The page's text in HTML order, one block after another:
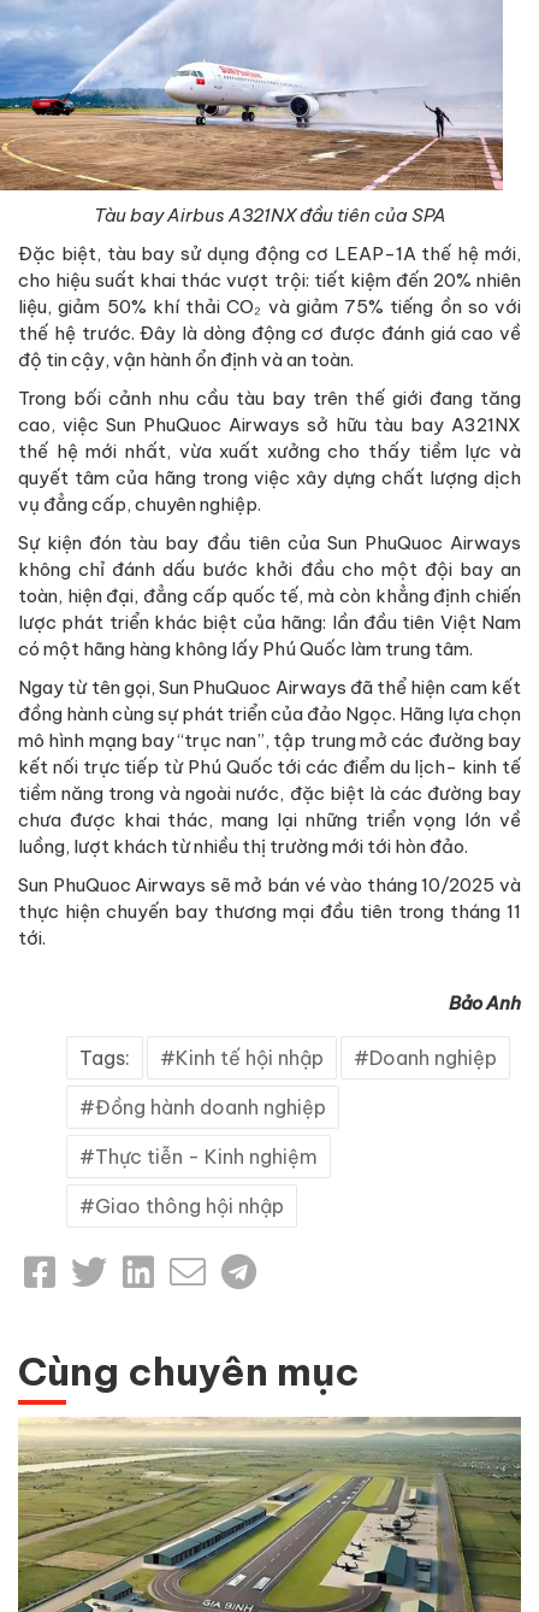
Tàu bay Airbus A321NX đầu tiên của SPA
Đặc biệt, tàu bay sử dụng động cơ LEAP-1A thế hệ mới,
cho hiệu suất khai thác vượt trội: tiết kiệm đến 20% nhiên
liệu, giảm 50% khí thải CO₂ và giảm 75% tiếng ồn so với
thế hệ trước. Đây là dòng động cơ được đánh giá cao về
độ tin cậy, vận hành ổn định và an toàn.
Trong bối cảnh nhu cầu tàu bay trên thế giới đang tăng
cao, việc Sun PhuQuoc Airways sở hữu tàu bay A321NX
thế hệ mới nhất, vừa xuất xưởng cho thấy tiềm lực và
quyết tâm của hãng trong việc xây dựng chất lượng dịch
vụ đẳng cấp, chuyên nghiệp.
Sự kiện đón tàu bay đầu tiên của Sun PhuQuoc Airways
không chỉ đánh dấu bước khởi đầu cho một đội bay an
toàn, hiện đại, đẳng cấp quốc tế, mà còn khẳng định chiến
lược phát triển khác biệt của hãng: lần đầu tiên Việt Nam
có một hãng hàng không lấy Phú Quốc làm trung tâm.
Ngay từ tên gọi, Sun PhuQuoc Airways đã thể hiện cam kết
đồng hành cùng sự phát triển của đảo Ngọc. Hãng lựa chọn
mô hình mạng bay “trục nan”, tập trung mở các đường bay
kết nối trực tiếp từ Phú Quốc tới các điểm du lịch- kinh tế
tiềm năng trong và ngoài nước, đặc biệt là các đường bay
chưa được khai thác, mang lại những triển vọng lớn về
luồng, lượt khách từ nhiều thị trường mới tới hòn đảo.
Sun PhuQuoc Airways sẽ mở bán vé vào tháng 10/2025 và
thực hiện chuyến bay thương mại đầu tiên trong tháng 11
tới.
Bảo Anh
Tags: Kinh tế hội nhập Doanh nghiệp
Đồng hành doanh nghiệp
Thực tiễn - Kinh nghiệm
Giao thông hội nhập
Cùng chuyên mục